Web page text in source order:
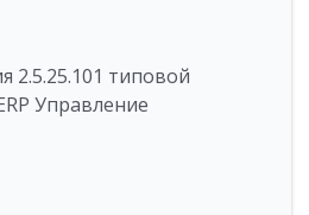
2.5.25.101 типовой
Управление